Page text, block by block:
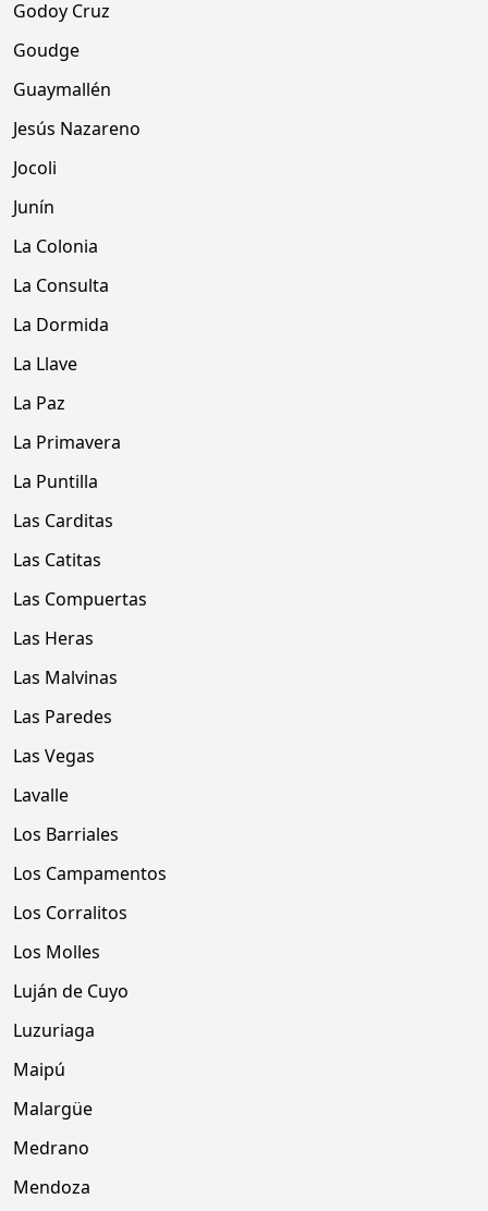
Godoy Cruz
Goudge
Guaymallén
Jesús Nazareno
Jocoli
Junín
La Colonia
La Consulta
La Dormida
La Llave
La Paz
La Primavera
La Puntilla
Las Carditas
Las Catitas
Las Compuertas
Las Heras
Las Malvinas
Las Paredes
Las Vegas
Lavalle
Los Barriales
Los Campamentos
Los Corralitos
Los Molles
Luján de Cuyo
Luzuriaga
Maipú
Malargüe
Medrano
Mendoza